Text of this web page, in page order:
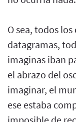
O sea, todos
datagramas,
imaginas iban
el abrazo del
imaginar, el
ese estaba